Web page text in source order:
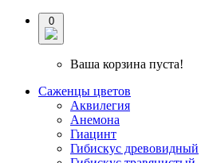
0
Ваша корзина пуста!
Саженцы цветов
Аквилегия
Анемона
Гиацинт
Гибискус древовидный